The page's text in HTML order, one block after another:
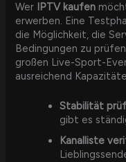
Wer IPTV kaufen
erwerben. Eine
die Möglichkeit, die
Bedingungen zu
großen Live-Sport-
ausreichend
Stabilität
gibt es
Kanalliste